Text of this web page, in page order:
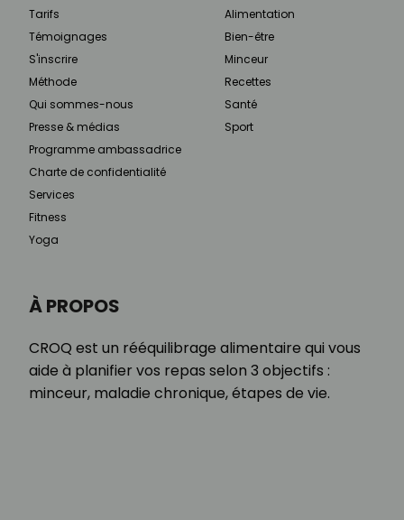
À PROPOS
CROQ est un rééquilibrage alimentaire qui vous
aide à planifier vos repas selon 3 objectifs :
minceur, maladie chronique, étapes de vie.
Tarifs
Témoignages
S'inscrire
Méthode
Qui sommes-nous
Presse & médias
Programme ambassadrice
Charte de confidentialité
Services
Fitness
Yoga
Alimentation
Bien-être
Minceur
Recettes
Santé
Sport